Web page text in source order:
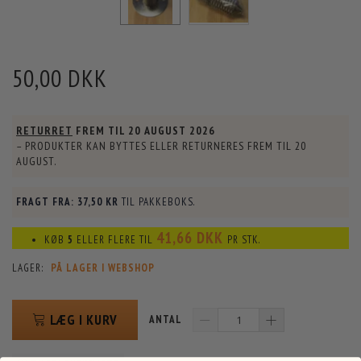
50,00 DKK
RETURRET FREM TIL 20 AUGUST 2026
– PRODUKTER KAN BYTTES ELLER RETURNERES FREM TIL 20
AUGUST.
FRAGT FRA: 37,50 KR TIL PAKKEBOKS.
KØB 5 ELLER FLERE TIL 41,66 DKK PR STK.
LAGER: PÅ LAGER I WEBSHOP
LÆG I KURV ANTAL